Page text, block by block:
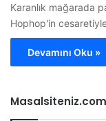
Karanlık mağarada
Hophop'in
Devamını Oku »
Masalsiteniz.com